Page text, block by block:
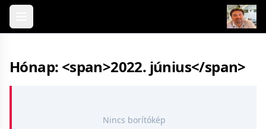
Skip to content
Hónap: <span>2022. június</span>
Nincs borítókép